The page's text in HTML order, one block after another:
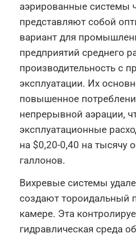
аэрированные системы
представляют собой
вариант для
предприятий среднего
производительность с
эксплуатации. Их
повышенное
непрерывной аэрации,
эксплуатационные
на $0,20-0,40 на тысячу
галлонов.
Вихревые системы
создают тороидальный
камере. Эта
гидравлическая среда